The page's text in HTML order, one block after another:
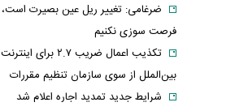
ضرغامی: تغییر ریل عین بصیرت است،
فرصت سوزی نکنیم
تکذیب اعمال ضریب ۲.۷ برای اینترنت
بین‌الملل از سوی سازمان تنظیم مقررات
شرایط جدید تمدید اجاره اعلام شد